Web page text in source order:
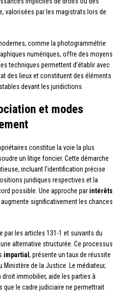
valorisées par les magistrats lors de
comme la photogrammétrie
numériques, offre des moyens
techniques permettent d’établir avec
des lieux et constituent des éléments
devant les juridictions.
et modes
constitue la voie la plus
un litige foncier. Cette démarche
incluant l’identification précise
juridiques respectives et la
possible. Une approche par intérêts
significativement les chances
par les articles 131-1 et suivants du
alternative structurée. Ce processus
impartial , présente un taux de réussite
de la Justice. Le médiateur,
immobilier, aide les parties à
le cadre judiciaire ne permettrait